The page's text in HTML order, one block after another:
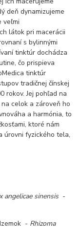
deň dynamizujeme
veľmi
látok pri macerácii
s bylinnými
tinktúr dochádza
čo prispieva
tinktúr
tradičnej čínskej
rokov. Jej pohľad na
celok a zároveň ho
a harmónia, to
ktoré nám
úrovni fyzického tela,
angelicae sinensis -
- Rhizoma